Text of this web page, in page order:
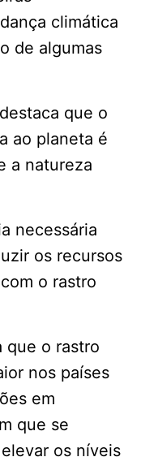
climática
de algumas
que o
ao planeta é
a natureza
necessária
os recursos
o rastro
que o rastro
nos países
em
que se
os níveis